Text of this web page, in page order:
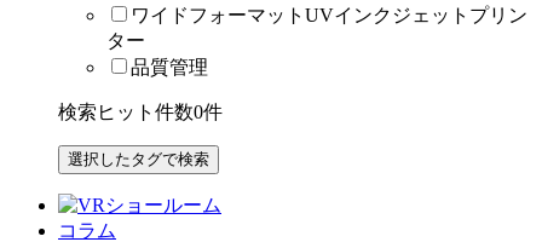
ワイドフォーマットUVインクジェットプリン
ター
品質管理
検索ヒット件数0件
コラム